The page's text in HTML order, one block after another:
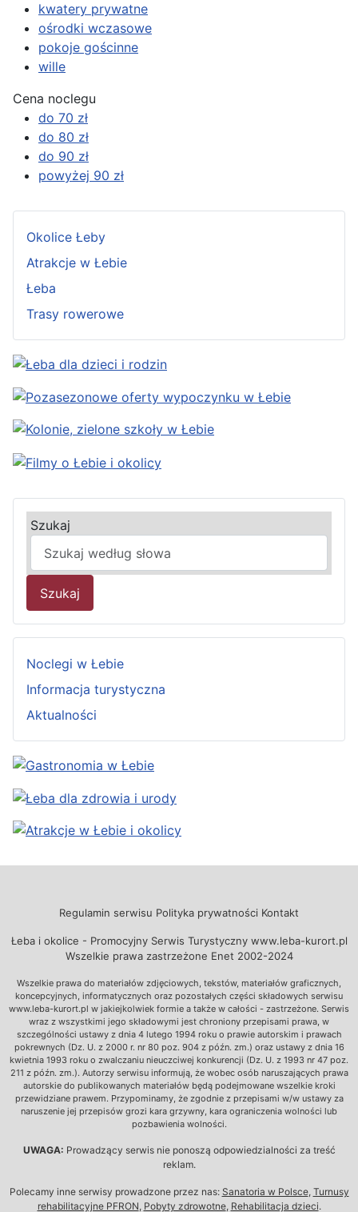
Szukaj
Szukaj
Noclegi w Łebie
Informacja turystyczna
Aktualności
kwatery prywatne
ośrodki wczasowe
pokoje gościnne
wille
Cena noclegu
do 70 zł
do 80 zł
do 90 zł
powyżej 90 zł
Okolice Łeby
Atrakcje w Łebie
Łeba
Trasy rowerowe
Regulamin serwisu Polityka prywatności Kontakt
Łeba i okolice - Promocyjny Serwis Turystyczny www.leba-kurort.pl
Wszelkie prawa zastrzeżone Enet 2002-2024
Wszelkie prawa do materiałów zdjęciowych, tekstów, materiałów graficznych,
koncepcyjnych, informatycznych oraz pozostałych części składowych serwisu
www.leba-kurort.pl w jakiejkolwiek formie a także w całości - zastrzeżone. Serwis
wraz z wszystkimi jego składowymi jest chroniony przepisami prawa, w
szczególności ustawy z dnia 4 lutego 1994 roku o prawie autorskim i prawach
pokrewnych (Dz. U. z 2000 r. nr 80 poz. 904 z późn. zm.) oraz ustawy z dnia 16
kwietnia 1993 roku o zwalczaniu nieuczciwej konkurencji (Dz. U. z 1993 nr 47 poz.
211 z późn. zm.). Autorzy serwisu informują, że wobec osób naruszających prawa
autorskie do publikowanych materiałów będą podejmowane wszelkie kroki
przewidziane prawem. Przypominamy, że zgodnie z przepisami w/w ustawy za
naruszenie jej przepisów grozi kara grzywny, kara ograniczenia wolności lub
pozbawienia wolności.
UWAGA: Prowadzący serwis nie ponoszą odpowiedzialności za treść
reklam.
Polecamy inne serwisy prowadzone przez nas: Sanatoria w Polsce, Turnusy
rehabilitacyjne PFRON, Pobyty zdrowotne, Rehabilitacja dzieci.